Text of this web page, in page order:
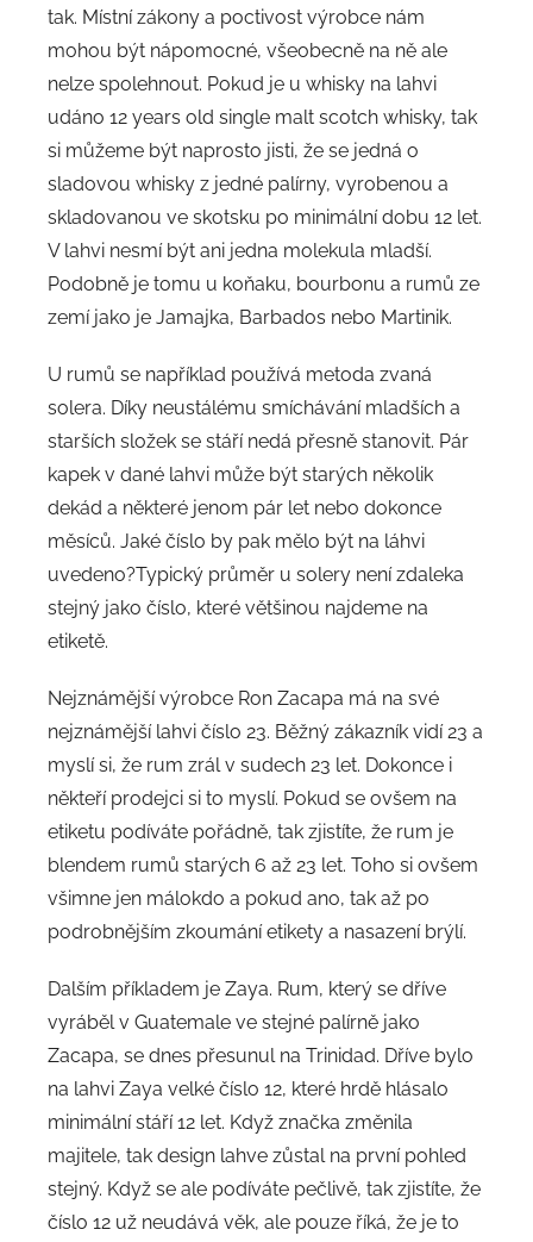
tak. Místní zákony a poctivost výrobce nám
mohou být nápomocné, všeobecně na ně ale
nelze spolehnout. Pokud je u whisky na lahvi
udáno 12 years old single malt scotch whisky, tak
si můžeme být naprosto jisti, že se jedná o
sladovou whisky z jedné palírny, vyrobenou a
skladovanou ve skotsku po minimální dobu 12 let.
V lahvi nesmí být ani jedna molekula mladší.
Podobně je tomu u koňaku, bourbonu a rumů ze
zemí jako je Jamajka, Barbados nebo Martinik.
U rumů se například používá metoda zvaná
solera. Díky neustálému smíchávání mladších a
starších složek se stáří nedá přesně stanovit. Pár
kapek v dané lahvi může být starých několik
dekád a některé jenom pár let nebo dokonce
měsíců. Jaké číslo by pak mělo být na láhvi
uvedeno?Typický průměr u solery není zdaleka
stejný jako číslo, které většinou najdeme na
etiketě.
Nejznámější výrobce Ron Zacapa má na své
nejznámější lahvi číslo 23. Běžný zákazník vidí 23 a
myslí si, že rum zrál v sudech 23 let. Dokonce i
někteří prodejci si to myslí. Pokud se ovšem na
etiketu podíváte pořádně, tak zjistíte, že rum je
blendem rumů starých 6 až 23 let. Toho si ovšem
všimne jen málokdo a pokud ano, tak až po
podrobnějším zkoumání etikety a nasazení brýlí.
Dalším příkladem je Zaya. Rum, který se dříve
vyráběl v Guatemale ve stejné palírně jako
Zacapa, se dnes přesunul na Trinidad. Dříve bylo
na lahvi Zaya velké číslo 12, které hrdě hlásalo
minimální stáří 12 let. Když značka změnila
majitele, tak design lahve zůstal na první pohled
stejný. Když se ale podíváte pečlivě, tak zjistíte, že
číslo 12 už neudává věk, ale pouze říká, že je to